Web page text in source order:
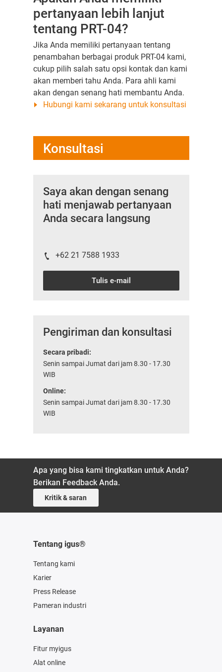
pertanyaan lebih lanjut
tentang PRT-04?
Jika Anda memiliki pertanyaan tentang
penambahan berbagai produk PRT-04 kami,
cukup pilih salah satu opsi kontak dan kami
akan memberi tahu Anda. Para ahli kami
akan dengan senang hati membantu Anda.
Hubungi kami sekarang untuk konsultasi
Konsultasi
Saya akan dengan senang
hati menjawab pertanyaan
Anda secara langsung
+62 21 7588 1933
Tulis e-mail
Pengiriman dan konsultasi
Secara pribadi:
Senin sampai Jumat dari jam 8.30 - 17.30
WIB
Online:
Senin sampai Jumat dari jam 8.30 - 17.30
WIB
Apa yang bisa kami tingkatkan untuk Anda?
Berikan Feedback Anda.
Kritik & saran
Tentang igus®
Tentang kami
Karier
Press Release
Pameran industri
Layanan
Fitur myigus
Alat online